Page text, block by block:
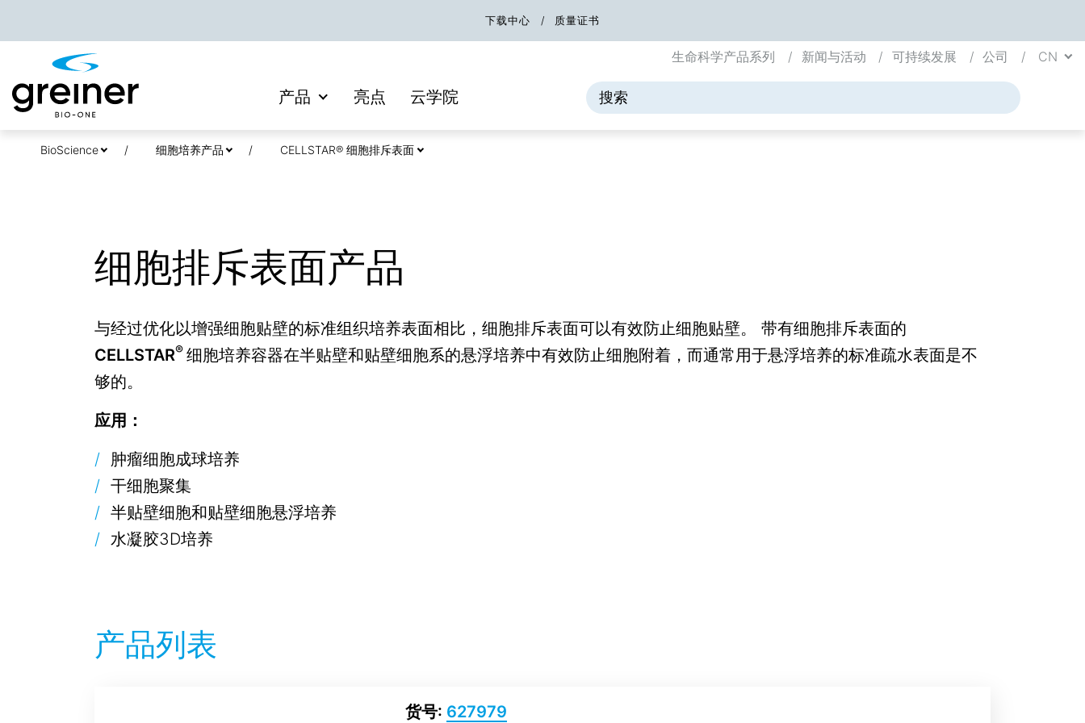
下载中心 质量证书
产品 亮点 云学院
生命科学产品系列 新闻与活动 可持续发展 公司 CN
BioScience 细胞培养产品 CELLSTAR® 细胞排斥表面
细胞排斥表面产品
与经过优化以增强细胞贴壁的标准组织培养表面相比，细胞排斥表面可以有效防止细胞贴壁。 带有细胞排斥表面的
CELLSTAR® 细胞培养容器在半贴壁和贴壁细胞系的悬浮培养中有效防止细胞附着，而通常用于悬浮培养的标准疏水表面是不
够的。
应用：
肿瘤细胞成球培养
干细胞聚集
半贴壁细胞和贴壁细胞悬浮培养
水凝胶3D培养
产品列表
货号: 627979